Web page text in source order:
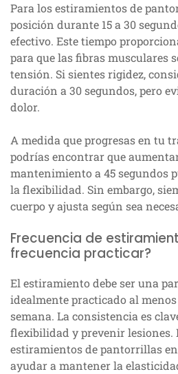
Para los estiramientos de
posición durante 15 a 30
efectivo. Este tiempo
para que las fibras musculares
tensión. Si sientes rigidez,
duración a 30 segundos, pero
dolor.
A medida que progresas en tu
podrías encontrar que
mantenimiento a 45 segundos
la flexibilidad. Sin embargo,
cuerpo y ajusta según sea
Frecuencia de
frecuencia practicar?
El estiramiento debe ser una
idealmente practicado al
semana. La consistencia es
flexibilidad y prevenir lesiones.
estiramientos de pantorrillas
ayudar a mantener la